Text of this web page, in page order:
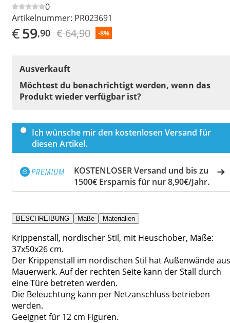
0
Artikelnummer: PR023691
€59,90 € 64,90 -8%
Ausverkauft
Möchtest du benachrichtigt werden, wenn das
Produkt wieder verfügbar ist?
Ich wünsche mir den kostenlosen Versand für
diesen Artikel.
KOSTENLOSER Versand und bis zu
1500€ Ersparnis für nur 8,90€/Jahr.
BESCHREIBUNG Maße Materialien
Krippenstall, nordischer Stil, mit Heuschober, Maße:
37x50x26 cm.
Der Krippenstall im nordischen Stil hat Außenwände aus
Mauerwerk. Auf der rechten Seite kann der Stall durch
eine Türe betreten werden.
Die Beleuchtung kann per Netzanschluss betrieben
werden.
Geeignet für 12 cm Figuren.